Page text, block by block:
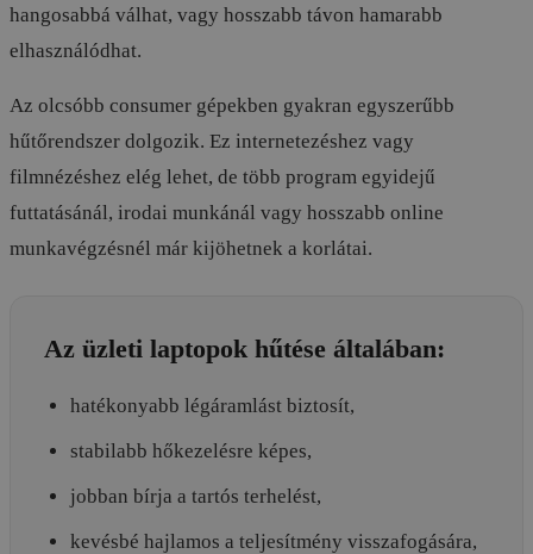
hangosabbá válhat, vagy hosszabb távon hamarabb
elhasználódhat.
Az olcsóbb consumer gépekben gyakran egyszerűbb
hűtőrendszer dolgozik. Ez internetezéshez vagy
filmnézéshez elég lehet, de több program egyidejű
futtatásánál, irodai munkánál vagy hosszabb online
munkavégzésnél már kijöhetnek a korlátai.
Az üzleti laptopok hűtése általában:
hatékonyabb légáramlást biztosít,
stabilabb hőkezelésre képes,
jobban bírja a tartós terhelést,
kevésbé hajlamos a teljesítmény visszafogására,